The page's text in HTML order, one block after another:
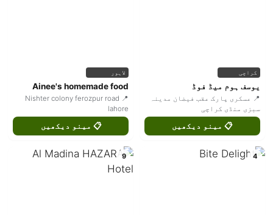
کراچی
یوسف ہوم میڈ فوڈ
📍 عسکری پارک عقب فیضان مدینہ
سبزی منڈی کراچی
📋 مینو دیکھیں
لاہور
Ainee's homemade food
📍 Nishter colony ferozpur road
lahore
📋 مینو دیکھیں
4
9